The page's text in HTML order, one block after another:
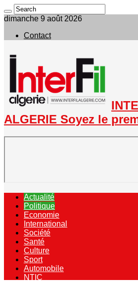
dimanche 9 août 2026
Contact
ALGERIE Soyez le
Actualité
Politique
Economie
International
Société
Santé
Culture
Sport
Automobile
NTIC